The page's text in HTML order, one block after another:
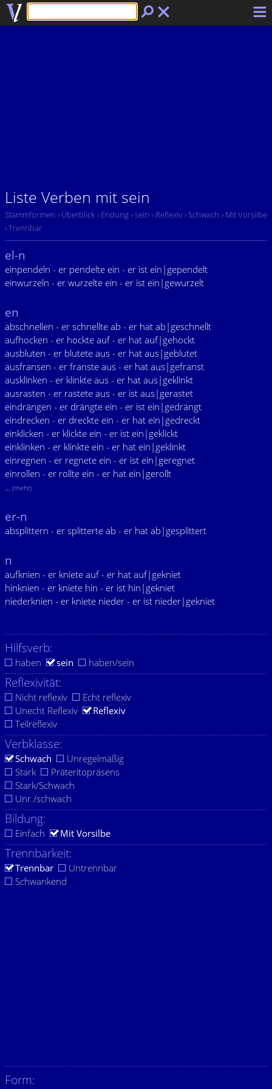
Liste Verben mit sein
Stammformen › Überblick › Endung › sein › Reflexiv › Schwach › Mit Vorsilbe
› Trennbar
el-n
einpendeln - er pendelte ein - er ist ein|gependelt
einwurzeln - er wurzelte ein - er ist ein|gewurzelt
en
abschnellen - er schnellte ab - er hat ab|geschnellt
aufhocken - er hockte auf - er hat auf|gehockt
ausbluten - er blutete aus - er hat aus|geblutet
ausfransen - er franste aus - er hat aus|gefranst
ausklinken - er klinkte aus - er hat aus|geklinkt
ausrasten - er rastete aus - er ist aus|gerastet
eindrängen - er drängte ein - er ist ein|gedrängt
eindrecken - er dreckte ein - er hat ein|gedreckt
einklicken - er klickte ein - er ist ein|geklickt
einklinken - er klinkte ein - er hat ein|geklinkt
einregnen - er regnete ein - er ist ein|geregnet
einrollen - er rollte ein - er hat ein|gerollt
... (mehr)
er-n
absplittern - er splitterte ab - er hat ab|gesplittert
n
aufknien - er kniete auf - er hat auf|gekniet
hinknien - er kniete hin - er ist hin|gekniet
niederknien - er kniete nieder - er ist nieder|gekniet
Hilfsverb:
haben sein haben/sein
Reflexivität:
Nicht reflexiv
Echt reflexiv
Unecht Reflexiv
Reflexiv
Teilreflexiv
Verbklasse:
Schwach
Unregelmäßig
Stark
Präteritopräsens
Stark/Schwach
Unr./schwach
Bildung:
Einfach Mit Vorsilbe
Trennbarkeit:
Trennbar
Untrennbar
Schwankend
Form: